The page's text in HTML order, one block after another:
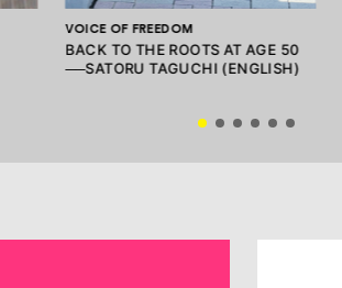
VOICE OF FREEDOM
BACK TO THE ROOTS AT AGE 50
──SATORU TAGUCHI (ENGLISH)